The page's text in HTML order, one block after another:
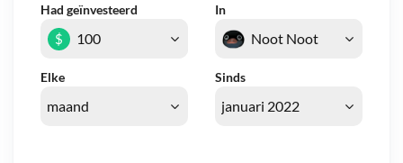
Had geïnvesteerd In
Elke Sinds
$